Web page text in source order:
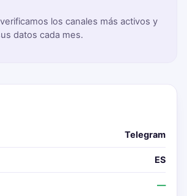
los canales más activos y
datos cada mes.
Telegram
ES
—